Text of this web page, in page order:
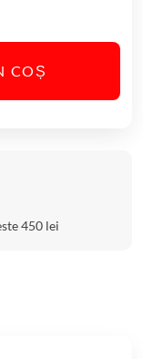
COȘ
450 lei